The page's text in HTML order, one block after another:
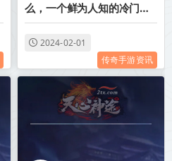
无任务
变态传奇单职业攻速
么，一个鲜为人知的冷门装
备吗？
2024-02-01
传奇手游资讯